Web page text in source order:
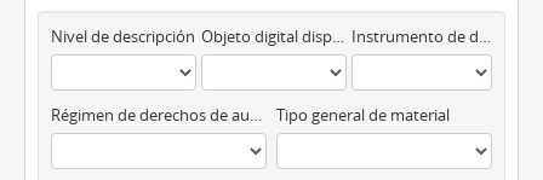
Nivel de descripción Objeto digital disponibles Instrumento de descripción
Régimen de derechos de autor Tipo general de material